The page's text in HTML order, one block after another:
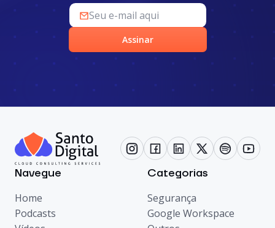
Assinar
Navegue
Home
Podcasts
Categorias
Segurança
Google Workspace